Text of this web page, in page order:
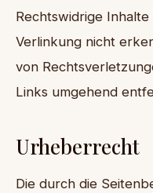
Rechtswidrige
Verlinkung nicht
von
Links umgehend
Urheberrecht
Die durch die